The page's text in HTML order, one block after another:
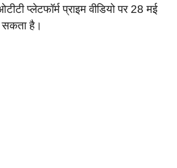
प्लेटफॉर्म प्राइम वीडियो पर 28 मई
सकता है।